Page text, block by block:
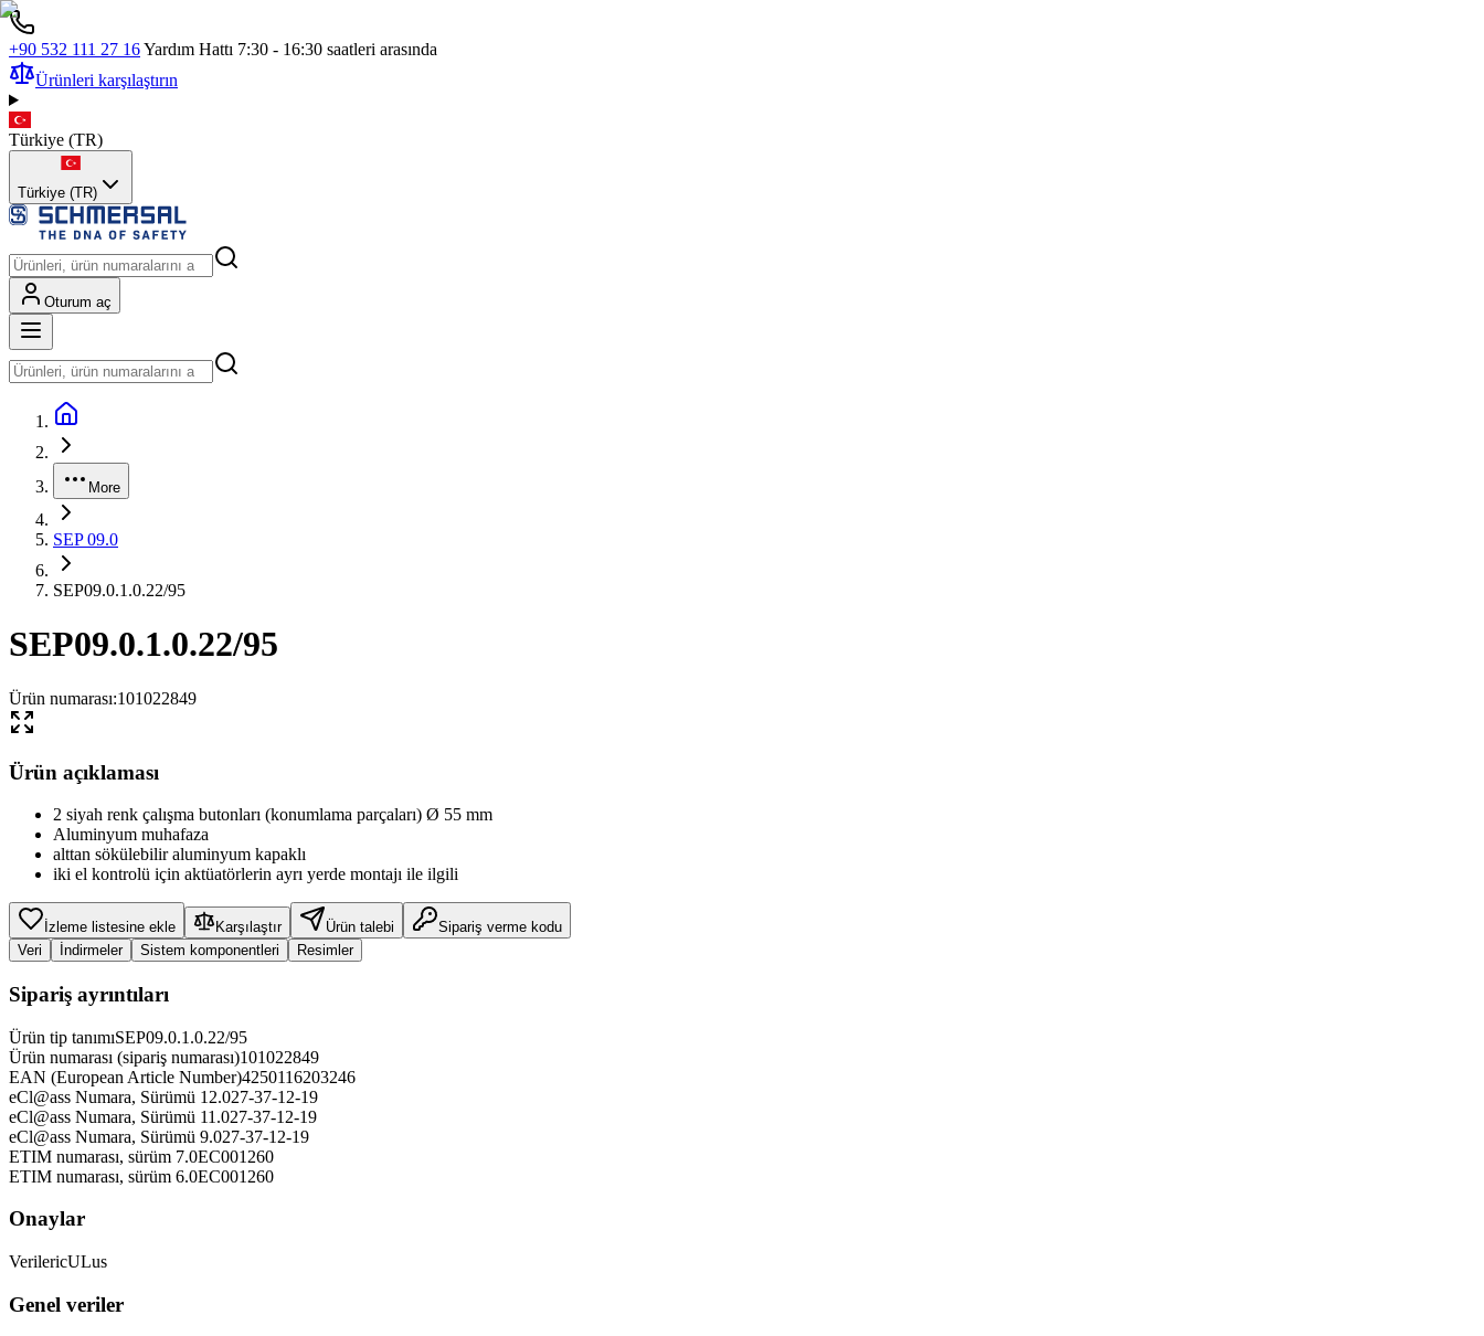
+90 532 111 27 16Yardım Hattı 7:30 - 16:30 saatleri arasında
Ürünleri karşılaştırın
Türkiye (TR)
Türkiye (TR)
Oturum aç
More
SEP 09.0
SEP09.0.1.0.22/95
SEP09.0.1.0.22/95
Ürün numarası:101022849
Ürün açıklaması
2 siyah renk çalışma butonları (konumlama parçaları) Ø 55 mm
Aluminyum muhafaza
alttan sökülebilir aluminyum kapaklı
iki el kontrolü için aktüatörlerin ayrı yerde montajı ile ilgili
İzleme listesine ekle Karşılaştır Ürün talebi
Sipariş verme kodu
Veri
İndirmeler Sistem komponentleri Resimler
Sipariş ayrıntıları
Ürün tip tanımıSEP09.0.1.0.22/95
Ürün numarası (sipariş numarası)101022849
EAN (European Article Number)4250116203246
eCl@ass Numara, Sürümü 12.027-37-12-19
eCl@ass Numara, Sürümü 11.027-37-12-19
eCl@ass Numara, Sürümü 9.027-37-12-19
ETIM numarası, sürüm 7.0EC001260
ETIM numarası, sürüm 6.0EC001260
Onaylar
VerilericULus
Genel veriler